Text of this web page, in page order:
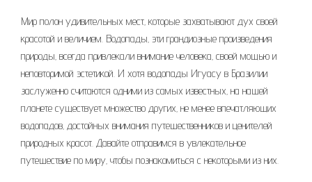
Мир полон удивительных мест‚ которые захватывают дух своей
красотой и величием. Водопады‚ эти грандиозные произведения
природы‚ всегда привлекали внимание человека‚ своей мощью и
неповторимой эстетикой. И хотя водопады Игуасу в Бразилии
заслуженно считаются одними из самых известных‚ на нашей
планете существует множество других‚ не менее впечатляющих
водопадов‚ достойных внимания путешественников и ценителей
природных красот. Давайте отправимся в увлекательное
путешествие по миру‚ чтобы познакомиться с некоторыми из них.